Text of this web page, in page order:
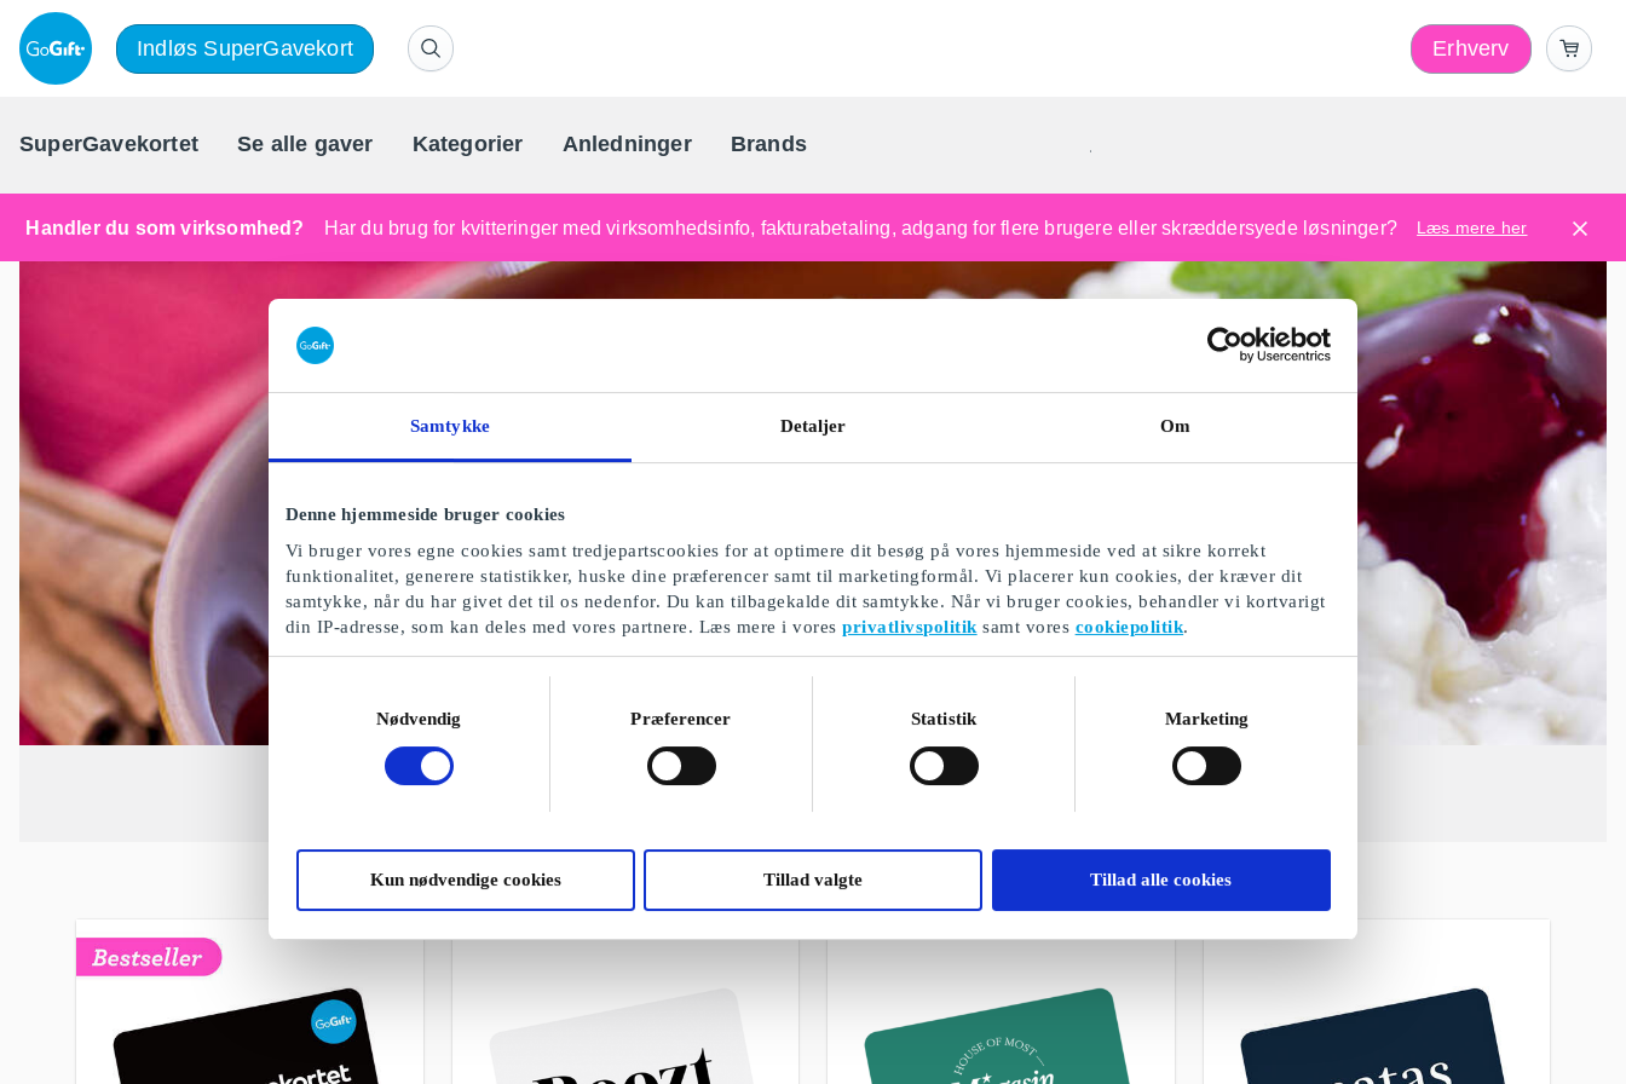
Samtykke Detaljer Om
Denne hjemmeside bruger cookies
Vi bruger vores egne cookies samt tredjepartscookies for at optimere dit besøg på vores hjemmeside ved at sikre korrekt
funktionalitet, generere statistikker, huske dine præferencer samt til marketingformål. Vi placerer kun cookies, der kræver dit
samtykke, når du har givet det til os nedenfor. Du kan tilbagekalde dit samtykke. Når vi bruger cookies, behandler vi kortvarigt
din IP-adresse, som kan deles med vores partnere. Læs mere i voresprivatlivspolitik samt vores cookiepolitik.
Nødvendig
Præferencer Statistik Marketing
Kun nødvendige cookies Tillad valgte Tillad alle cookies
Indløs SuperGavekort Erhverv
SuperGavekortet Se alle gaver Kategorier Anledninger Brands Danmarks gaveportal nr. 1
Handler du som virksomhed? Har du brug for kvitteringer med virksomhedsinfo, fakturabetaling, adgang for flere brugere eller skræddersyede løsninger? Læs mere her
Et udvalg af vores gaver